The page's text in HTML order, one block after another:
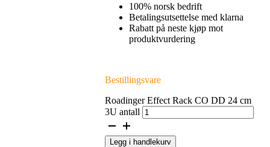
100% norsk bedrift
Betalingsutsettelse med klarna
Rabatt på neste kjøp mot
produktvurdering
Bestillingsvare
Roadinger Effect Rack CO DD 24 cm
3U antall
Legg i handlekurv